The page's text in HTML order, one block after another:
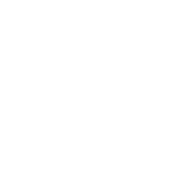
kampanjer.